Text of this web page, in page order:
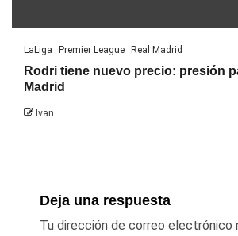
LaLiga Premier League Real Madrid
Rodri tiene nuevo precio: presión
Madrid
Ivan
Deja una respuesta
Tu dirección de correo electrónico